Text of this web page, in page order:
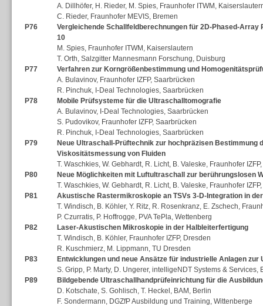
A. Dillhöfer, H. Rieder, M. Spies, Fraunhofer ITWM,
C. Rieder, Fraunhofer MEVIS, Bremen
P76
Vergleichende Schallfeldberechnungen für 2D-Phased-
10
M. Spies, Fraunhofer ITWM, Kaiserslautern
T. Orth, Salzgitter Mannesmann Forschung, Duisburg
P77
Verfahren zur Korngrößenbestimmung und
A. Bulavinov, Fraunhofer IZFP, Saarbrücken
R. Pinchuk, I-Deal Technologies, Saarbrücken
P78
Mobile Prüfsysteme für die Ultraschalltomografie
A. Bulavinov, I-Deal Technologies, Saarbrücken
S. Pudovikov, Fraunhofer IZFP, Saarbrücken
R. Pinchuk, I-Deal Technologies, Saarbrücken
P79
Neue Ultraschall-Prüftechnik zur hochpräzisen Bestimmung
Viskositätsmessung von Fluiden
T. Waschkies, W. Gebhardt, R. Licht, B. Valeske, Fraunhofer
P80
Neue Möglichkeiten mit Luftultraschall zur berührungslosen
T. Waschkies, W. Gebhardt, R. Licht, B. Valeske, Fraunhofer
P81
Akustische Rastermikroskopie an TSVs 3-D-Integration in
T. Windisch, B. Köhler, Y. Ritz, R. Rosenkranz, E. Zschech,
P. Czurratis, P. Hoffrogge, PVA TePla, Wettenberg
P82
Laser-Akustischen Mikroskopie in der Halbleiterfertigung
T. Windisch, B. Köhler, Fraunhofer IZFP, Dresden
R. Kuschmierz, M. Lippmann, TU Dresden
P83
Entwicklungen und neue Ansätze für industrielle Anlagen zur
S. Gripp, P. Marty, D. Ungerer, intelligeNDT Systems & Services,
P89
Bildgebende Ultraschallhandprüfeinrichtung für die
D. Kotschate, S. Gohlisch, T. Heckel, BAM, Berlin
F. Sondermann, DGZfP Ausbildung und Training, Wittenberge